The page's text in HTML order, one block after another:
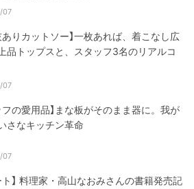
07
ありカットソー】一枚あれば、着こなし広
品トップスと、スタッフ3名のリアルコ
07
フの愛用品】まな板がそのまま器に。我が
さなキッチン革命
07
ト】 料理家・高山なおみさんの書籍発売記